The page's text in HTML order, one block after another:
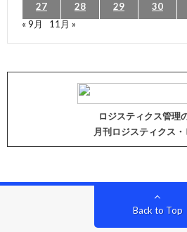
27 28 29 30
« 9月
11月 »
ロジスティクス管理
月刊ロジスティクス
Back to Top